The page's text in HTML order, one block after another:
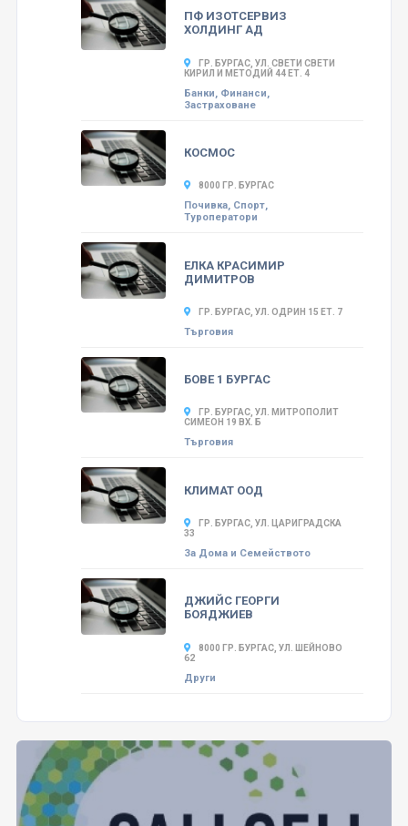
ПФ ИЗОТСЕРВИЗ
ХОЛДИНГ АД
ГР. БУРГАС, УЛ. СВЕТИ СВЕТИ
КИРИЛ И МЕТОДИЙ 44 ЕТ. 4
Банки, Финанси,
Застраховане
КОСМОС
8000 ГР. БУРГАС
Почивка, Спорт,
Туроператори
ЕЛКА КРАСИМИР
ДИМИТРОВ
ГР. БУРГАС, УЛ. ОДРИН 15 ЕТ. 7
Търговия
БОВЕ 1 БУРГАС
ГР. БУРГАС, УЛ. МИТРОПОЛИТ
СИМЕОН 19 ВХ. Б
Търговия
КЛИМАТ ООД
ГР. БУРГАС, УЛ. ЦАРИГРАДСКА
33
За Дома и Семейството
ДЖИЙС ГЕОРГИ
БОЯДЖИЕВ
8000 ГР. БУРГАС, УЛ. ШЕЙНОВО
62
Други